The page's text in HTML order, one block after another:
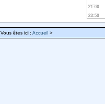
21:00
23:59
Vous êtes ici : Accueil >